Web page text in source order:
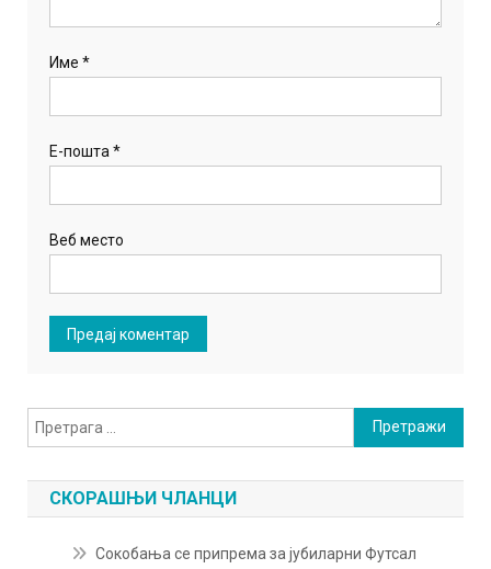
Име*
Е-пошта*
Веб место
Претрага
за:
СКОРАШЊИ ЧЛАНЦИ
Сокобања се припрема за јубиларни Футсал